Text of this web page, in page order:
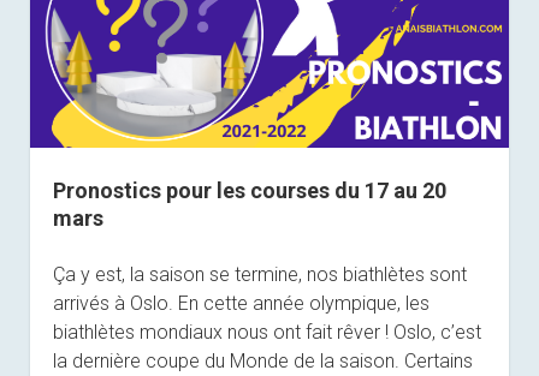
Pronostics pour les courses du 17 au 20
mars
Ça y est, la saison se termine, nos biathlètes sont
arrivés à Oslo. En cette année olympique, les
biathlètes mondiaux nous ont fait rêver ! Oslo, c’est
la dernière coupe du Monde de la saison. Certains